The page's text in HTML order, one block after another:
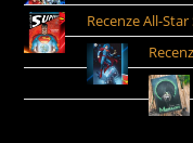
Recenze All-